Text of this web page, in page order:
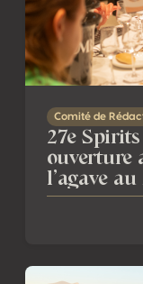
Comité de
27e
ouverture
l’agave
Pourquoi